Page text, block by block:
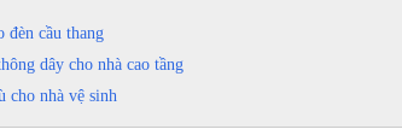
đèn cầu thang
dây cho nhà cao tầng
cho nhà vệ sinh